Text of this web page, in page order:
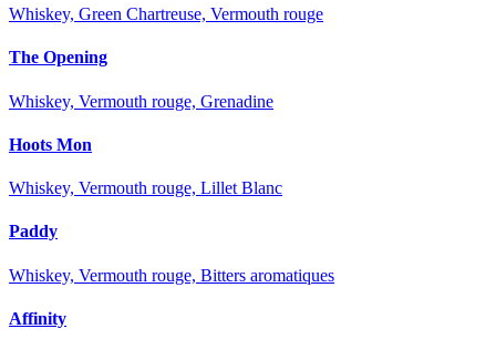
Whiskey, Green Chartreuse, Vermouth rouge
The Opening
Whiskey, Vermouth rouge, Grenadine
Hoots Mon
Whiskey, Vermouth rouge, Lillet Blanc
Paddy
Whiskey, Vermouth rouge, Bitters aromatiques
Affinity